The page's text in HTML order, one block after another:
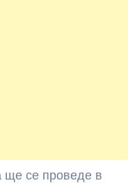
ще се проведе в